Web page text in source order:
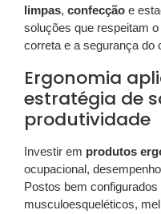
limpas, confecção e
soluções que respeitam
correta e a segurança do
Ergonomia
estratégia de
produtividade
Investir em produtos
ocupacional,
Postos bem
musculoesqueléticos,